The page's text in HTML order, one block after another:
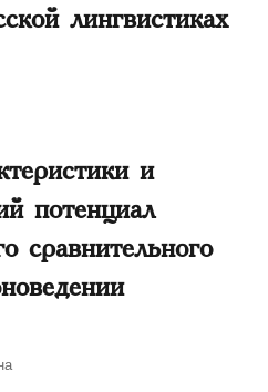
лингвистиках
и
потенциал
сравнительного